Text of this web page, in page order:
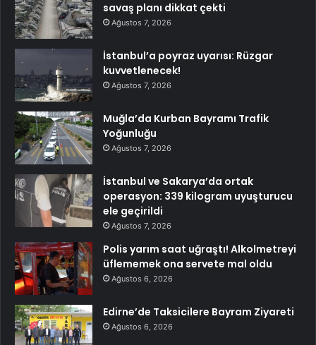
savaş planı dikkat çekti
Ağustos 7, 2026
İstanbul’a poyraz uyarısı: Rüzgar
kuvvetlenecek!
Ağustos 7, 2026
Muğla’da Kurban Bayramı Trafik
Yoğunluğu
Ağustos 7, 2026
İstanbul ve Sakarya’da ortak
operasyon: 339 kilogram uyuşturucu
ele geçirildi
Ağustos 7, 2026
Polis yarım saat uğraştı! Alkolmetreyi
üflememek ona servete mal oldu
Ağustos 6, 2026
Edirne’de Taksicilere Bayram Ziyareti
Ağustos 6, 2026